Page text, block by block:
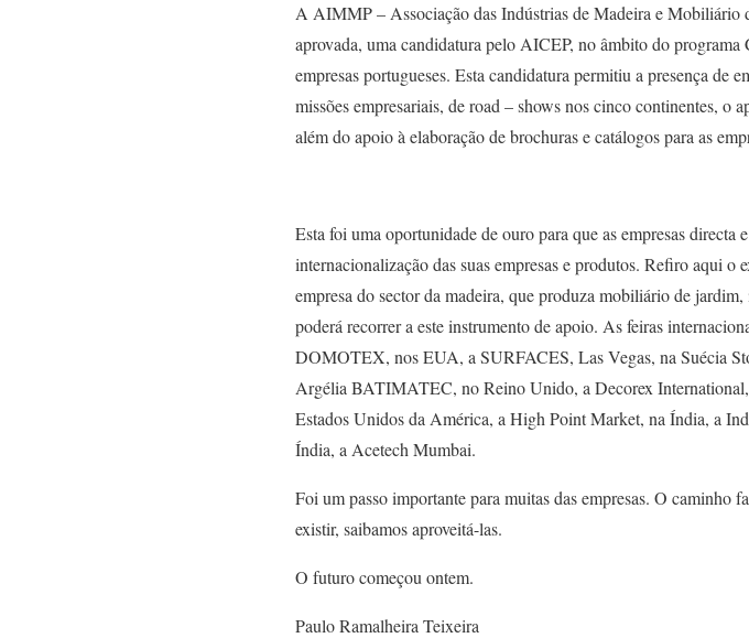
A AIMMP – Associação das Indústrias de Madeira e Mobiliário
aprovada, uma candidatura pelo AICEP, no âmbito do
empresas portugueses. Esta candidatura permitiu a presença de
missões empresariais, de road – shows nos cinco continentes, o
além do apoio à elaboração de brochuras e catálogos para as
Esta foi uma oportunidade de ouro para que as empresas directa
internacionalização das suas empresas e produtos. Refiro aqui
empresa do sector da madeira, que produza mobiliário de
poderá recorrer a este instrumento de apoio. As feiras
DOMOTEX, nos EUA, a SURFACES, Las Vegas, na Suécia
Argélia BATIMATEC, no Reino Unido, a Decorex
Estados Unidos da América, a High Point Market, na Índia, a
Índia, a Acetech Mumbai.
Foi um passo importante para muitas das empresas. O caminho
existir, saibamos aproveitá-las.
O futuro começou ontem.
Paulo Ramalheira Teixeira